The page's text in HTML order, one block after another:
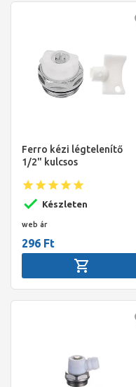
Ferro kézi légtelenítő
1/2" kulcsos
Készleten
web ár
296 Ft